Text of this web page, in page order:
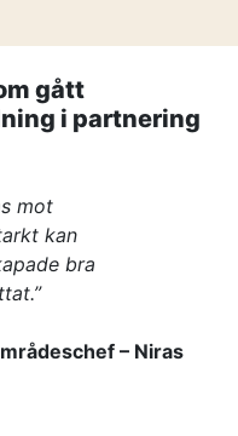
bygger
när projekten blir
nya simhall
gått
i partnering
mot
kan
bra
– Niras